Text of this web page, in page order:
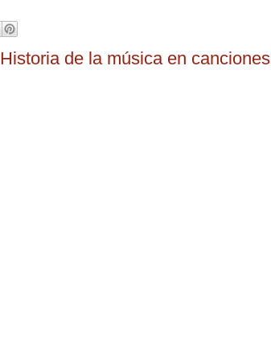
Historia de la música en canciones